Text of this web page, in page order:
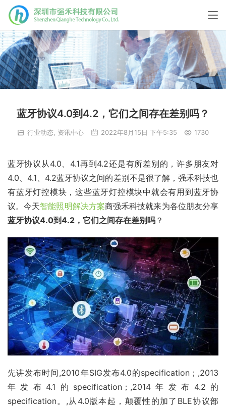
蓝牙协议4.0到4.2，它们之间存在差别吗？
行业动态 资讯中心 2022年8月15日 下午5:35 1730
蓝牙协议从4.0、4.1再到4.2还是有所差别的，许多朋友对
4.0、4.1、4.2蓝牙协议之间的差别不是很了解，强禾科技也
有蓝牙灯控模块，这些蓝牙灯控模块中就会有用到蓝牙协
议。今天智能照明解决方案商强禾科技就来为各位朋友分享
蓝牙协议4.0到4.2，它们之间存在差别吗 ？
先讲发布时间,2010年SIG发布4.0的specification；,2013
年发布4.1的specification；,2014年发布4.2的
specification。,从4.0版本起，颠覆性的加了BLE协议部